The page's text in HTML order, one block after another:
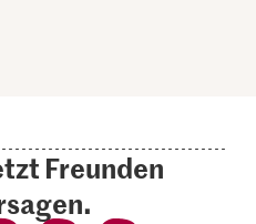
Freunden